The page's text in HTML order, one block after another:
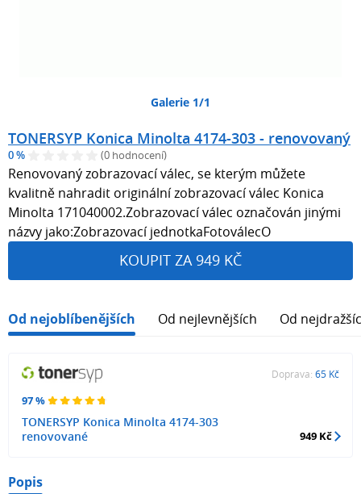
Galerie 1/1
TONERSYP Konica Minolta 4174-303 - renovovaný
0 % (0 hodnocení)
Renovovaný zobrazovací válec, se kterým můžete
kvalitně nahradit originální zobrazovací válec Konica
Minolta 171040002.Zobrazovací válec označován jinými
názvy jako:Zobrazovací jednotkaFotoválecO
KOUPIT ZA 949 KČ
Od nejoblíbenějších Od nejlevnějších Od
97 %
TONERSYP Konica Minolta 4174-303
renovované
Doprava: 65 Kč
949 Kč
Popis